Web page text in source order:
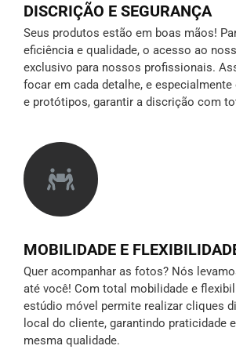
DISCRIÇÃO E SEGURANÇA
Seus produtos estão em boas mãos!
eficiência e qualidade, o acesso ao
exclusivo para nossos profissionais.
focar em cada detalhe, e
e protótipos, garantir a discrição com
MOBILIDADE E
Quer acompanhar as fotos? Nós
até você! Com total mobilidade e
estúdio móvel permite realizar cliques
local do cliente, garantindo praticidade
mesma qualidade.